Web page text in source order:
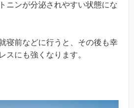
ニンが分泌されやすい状態にな
寝前などに行うと、その後も幸
スにも強くなります。